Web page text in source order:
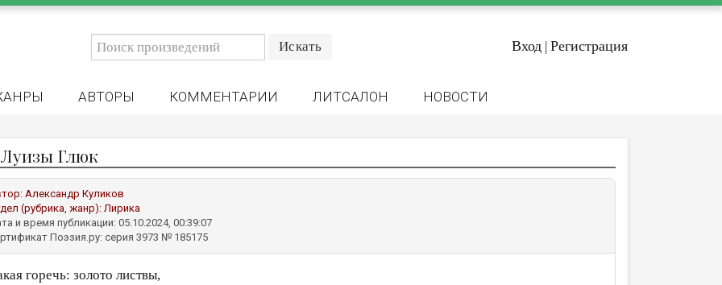
Вход | Регистрация
АВТОРЫ КОММЕНТАРИИ ЛИТСАЛОН НОВОСТИ
Глюк
Александр Куликов
(рубрика, жанр):Лирика
и время публикации: 05.10.2024, 00:39:07
Поэзия.ру: серия 3973 № 185175
горечь: золото листвы,